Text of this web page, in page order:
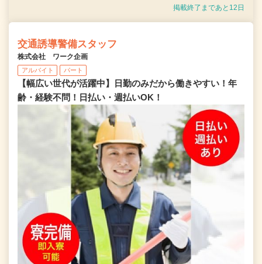
掲載終了まであと12日
交通誘導警備スタッフ
株式会社 ワーク企画
アルバイト パート
【幅広い世代が活躍中】日勤のみだから働きやすい！年
齢・経験不問！日払い・週払いOK！